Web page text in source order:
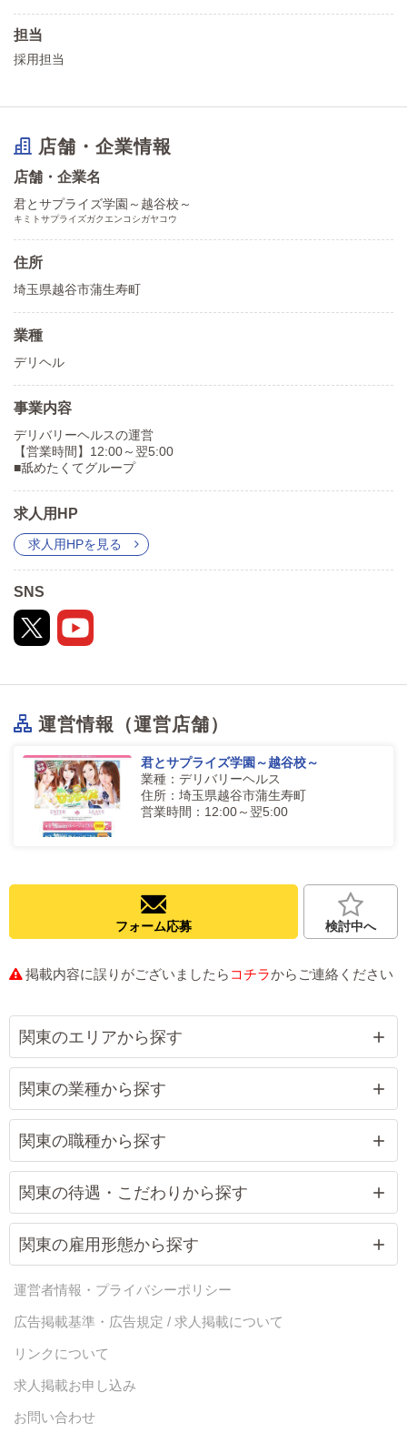
担当
採用担当
店舗・企業情報
店舗・企業名
君とサプライズ学園～越谷校～
キミトサプライズガクエンコシガヤコウ
住所
埼玉県越谷市蒲生寿町
業種
デリヘル
事業内容
デリバリーヘルスの運営
【営業時間】12:00～翌5:00
■舐めたくてグループ
求人用HP
求人用HPを見る
SNS
運営情報（運営店舗）
君とサプライズ学園～越谷校～
業種：デリバリーヘルス
住所：埼玉県越谷市蒲生寿町
営業時間：12:00～翌5:00
フォーム応募 検討中へ
掲載内容に誤りがございましたら コチラからご連絡ください
関東のエリアから探す
関東の業種から探す
関東の職種から探す
関東の待遇・こだわりから探す
関東の雇用形態から探す
運営者情報・プライバシーポリシー
広告掲載基準・広告規定 / 求人掲載について
リンクについて
求人掲載お申し込み
お問い合わせ